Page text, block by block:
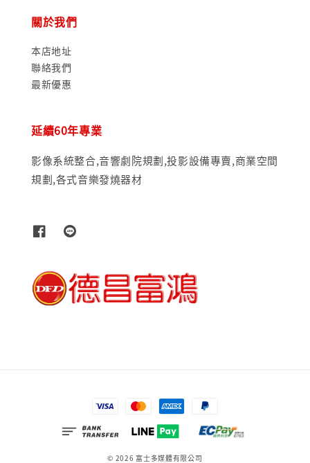
關於我們
本店地址
聯絡我們
最新優惠
延續60年專業
影像系統整合,音響劇院規劃,投影設備專賣,商業空間
規劃,各式音樂發燒器材
© 2026 富士多媒體有限公司